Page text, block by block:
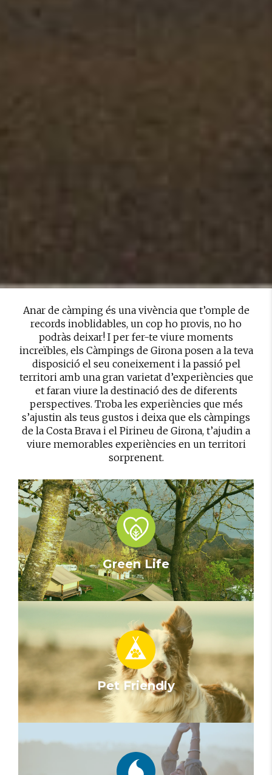
Anar de càmping és una vivència que t’omple de
records inoblidables, un cop ho provis, no ho
podràs deixar! I per fer-te viure moments
increïbles, els Càmpings de Girona posen a la teva
disposició el seu coneixement i la passió pel
territori amb una gran varietat d’experiències que
et faran viure la destinació des de diferents
perspectives. Troba les experiències que més
s’ajustin als teus gustos i deixa que els càmpings
de la Costa Brava i el Pirineu de Girona, t’ajudin a
viure memorables experiències en un territori
sorprenent.
Green Life
Pet Friendly